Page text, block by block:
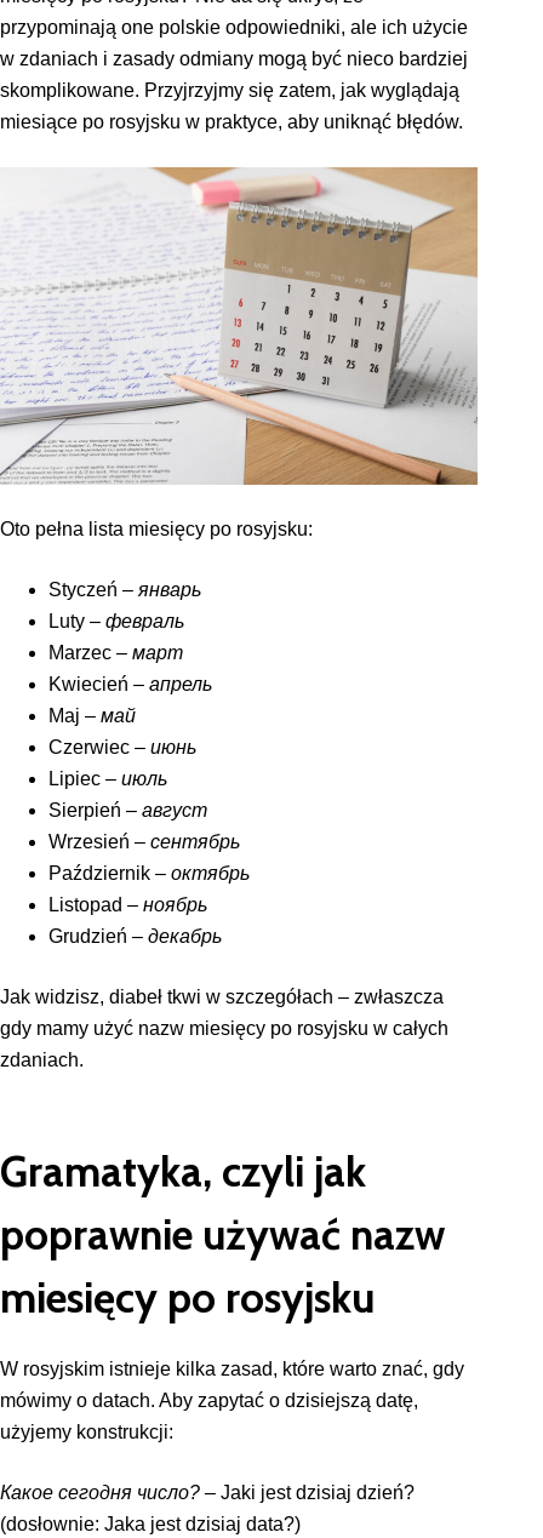
przypominają one polskie odpowiedniki, ale ich użycie
w zdaniach i zasady odmiany mogą być nieco bardziej
skomplikowane. Przyjrzyjmy się zatem, jak wyglądają
miesiące po rosyjsku w praktyce, aby uniknąć błędów.
Oto pełna lista miesięcy po rosyjsku:
Styczeń – январь
Luty – февраль
Marzec – март
Kwiecień – апрель
Maj – май
Czerwiec – июнь
Lipiec – июль
Sierpień – август
Wrzesień – сентябрь
Październik – октябрь
Listopad – ноябрь
Grudzień – декабрь
Jak widzisz, diabeł tkwi w szczegółach – zwłaszcza
gdy mamy użyć nazw miesięcy po rosyjsku w całych
zdaniach.
Gramatyka, czyli jak
poprawnie używać nazw
miesięcy po rosyjsku
W rosyjskim istnieje kilka zasad, które warto znać, gdy
mówimy o datach. Aby zapytać o dzisiejszą datę,
użyjemy konstrukcji:
Какое сегодня число? – Jaki jest dzisiaj dzień?
(dosłownie: Jaka jest dzisiaj data?)